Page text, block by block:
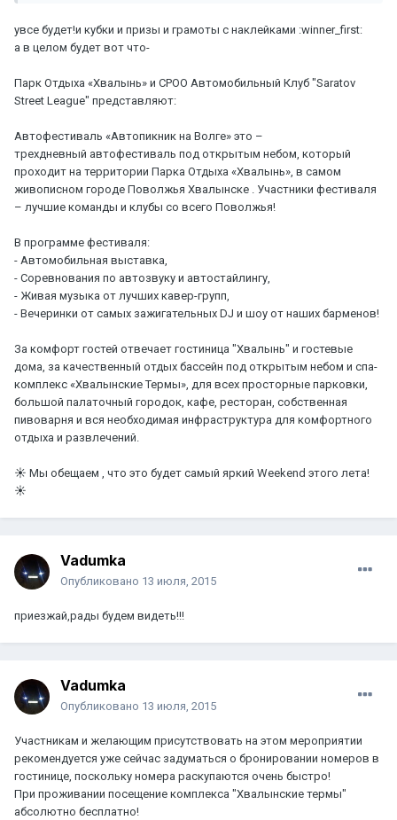
увсе будет!и кубки и призы и грамоты с наклейками :winner_first:
а в целом будет вот что-
Парк Отдыха «Хвалынь» и СРОО Автомобильный Клуб "Saratov
Street League" представляют:
Автофестиваль «Автопикник на Волге» это –
трехдневный автофестиваль под открытым небом, который
проходит на территории Парка Отдыха «Хвалынь», в самом
живописном городе Поволжья Хвалынске . Участники фестиваля
– лучшие команды и клубы со всего Поволжья!
В программе фестиваля:
- Автомобильная выставка,
- Соревнования по автозвуку и автостайлингу,
- Живая музыка от лучших кавер-групп,
- Вечеринки от самых зажигательных DJ и шоу от наших барменов!
За комфорт гостей отвечает гостиница "Хвалынь" и гостевые
дома, за качественный отдых бассейн под открытым небом и спа-
комплекс «Хвалынские Термы», для всех просторные парковки,
большой палаточный городок, кафе, ресторан, собственная
пивоварня и вся необходимая инфраструктура для комфортного
отдыха и развлечений.
☀ Мы обещаем , что это будет самый яркий Weekend этого лета!
☀
Vadumka
Опубликовано 13 июля, 2015
приезжай,рады будем видеть!!!
Vadumka
Опубликовано 13 июля, 2015
Участникам и желающим присутствовать на этом мероприятии
рекомендуется уже сейчас задуматься о бронировании номеров в
гостинице, поскольку номера раскупаются очень быстро!
При проживании посещение комплекса "Хвалынские термы"
абсолютно бесплатно!